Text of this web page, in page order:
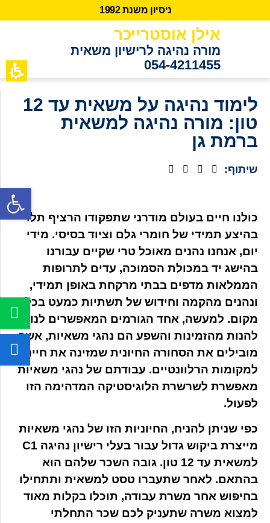
ניסיון משנת 2
9
9
1
אילן אוסטרייכר
מורה נהיגה לרישיון משאית
054-4211455
לימוד נהיגה על משאית עד 12
טון: מורה נהיגה למשאית
ברמת גן
שיתוף:
כולנו חיים בעולם מודרני שתפקודו הרציף תלוי
בהיצע תמידי של חומרי גלם וציוד בסיסי. מידי
יום, אנחנו נהנים מאוכל טרי שקיים עבורנו
בהישג יד במכולת הסמוכה, עדים לתרופות
הממלאות מדפים בבתי מרקחת באופן תמידי,
ונהנים מהקמה וחידוש של תשתיות כמעט בכל
מקום. למעשה, אחד הגורמים המאפשרים לנו
להנות מהזמינות והשפע הם נהגי משאיות, אשר
מובילים את הסחורה החיונית שמזינה את חיינו
למקומות הרלוונטיים. עבודתם של נהגי משאיות
מאפשרת לשרשרת הלוגיסטיקה המדהימה הזו
לפעול.
כפי שניתן להניח, החיוניות הזו של נהגי משאיות
מייצרת ביקוש גדול עבור בעלי רישיון נהיגה C1
למשאית עד 12 טון. גובה השכר שלהם הוא
בהתאם. לאחר שתעברו טסט למשאית ותתחילו
בחיפוש אחר משרת עבודה, תוכלו בקלות מאוד
למצוא משרה שתעניק לכם שכר התחלתי
פתח סרגל נגישות